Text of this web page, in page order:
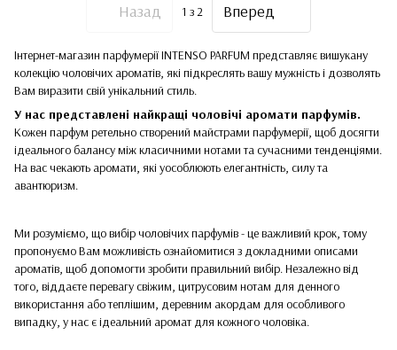
Назад 1 з 2 Вперед
Інтернет-магазин парфумерії INTENSO PARFUM представляє вишукану
колекцію чоловічих ароматів, які підкреслять вашу мужність і дозволять
Вам виразити свій унікальний стиль.
У нас представлені найкращі чоловічі аромати парфумів.
Кожен парфум ретельно створений майстрами парфумерії, щоб досягти
ідеального балансу між класичними нотами та сучасними тенденціями.
На вас чекають аромати, які уособлюють елегантність, силу та
авантюризм.
Ми розуміємо, що вибір чоловічих парфумів - це важливий крок, тому
пропонуємо Вам можливість ознайомитися з докладними описами
ароматів, щоб допомогти зробити правильний вибір. Незалежно від
того, віддаєте перевагу свіжим, цитрусовим нотам для денного
використання або теплішим, деревним акордам для особливого
випадку, у нас є ідеальний аромат для кожного чоловіка.